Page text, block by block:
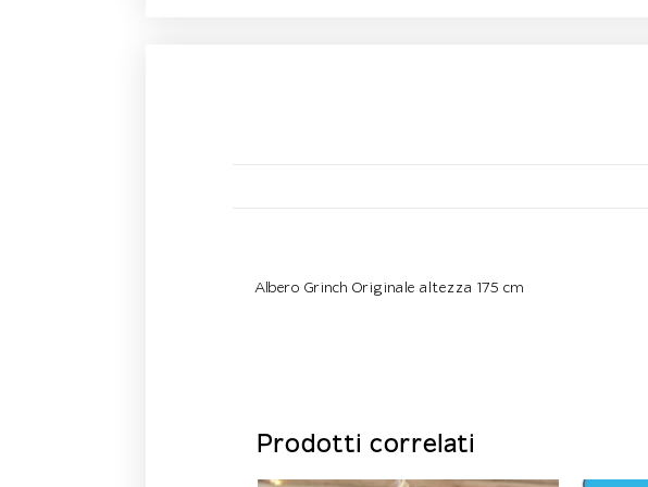
Albero Grinch Originale altezza 175 cm
Prodotti correlati